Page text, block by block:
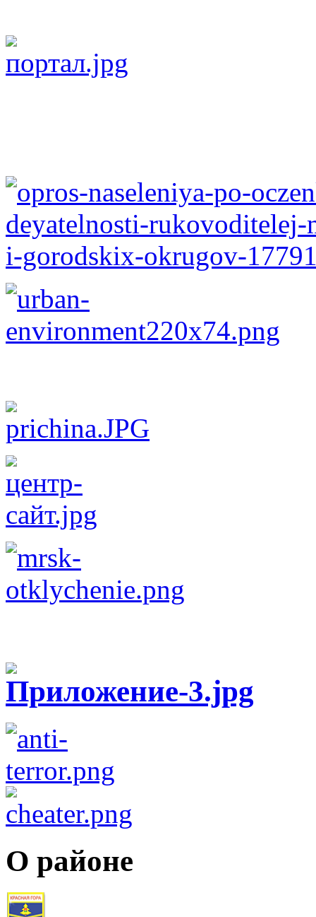
О районе